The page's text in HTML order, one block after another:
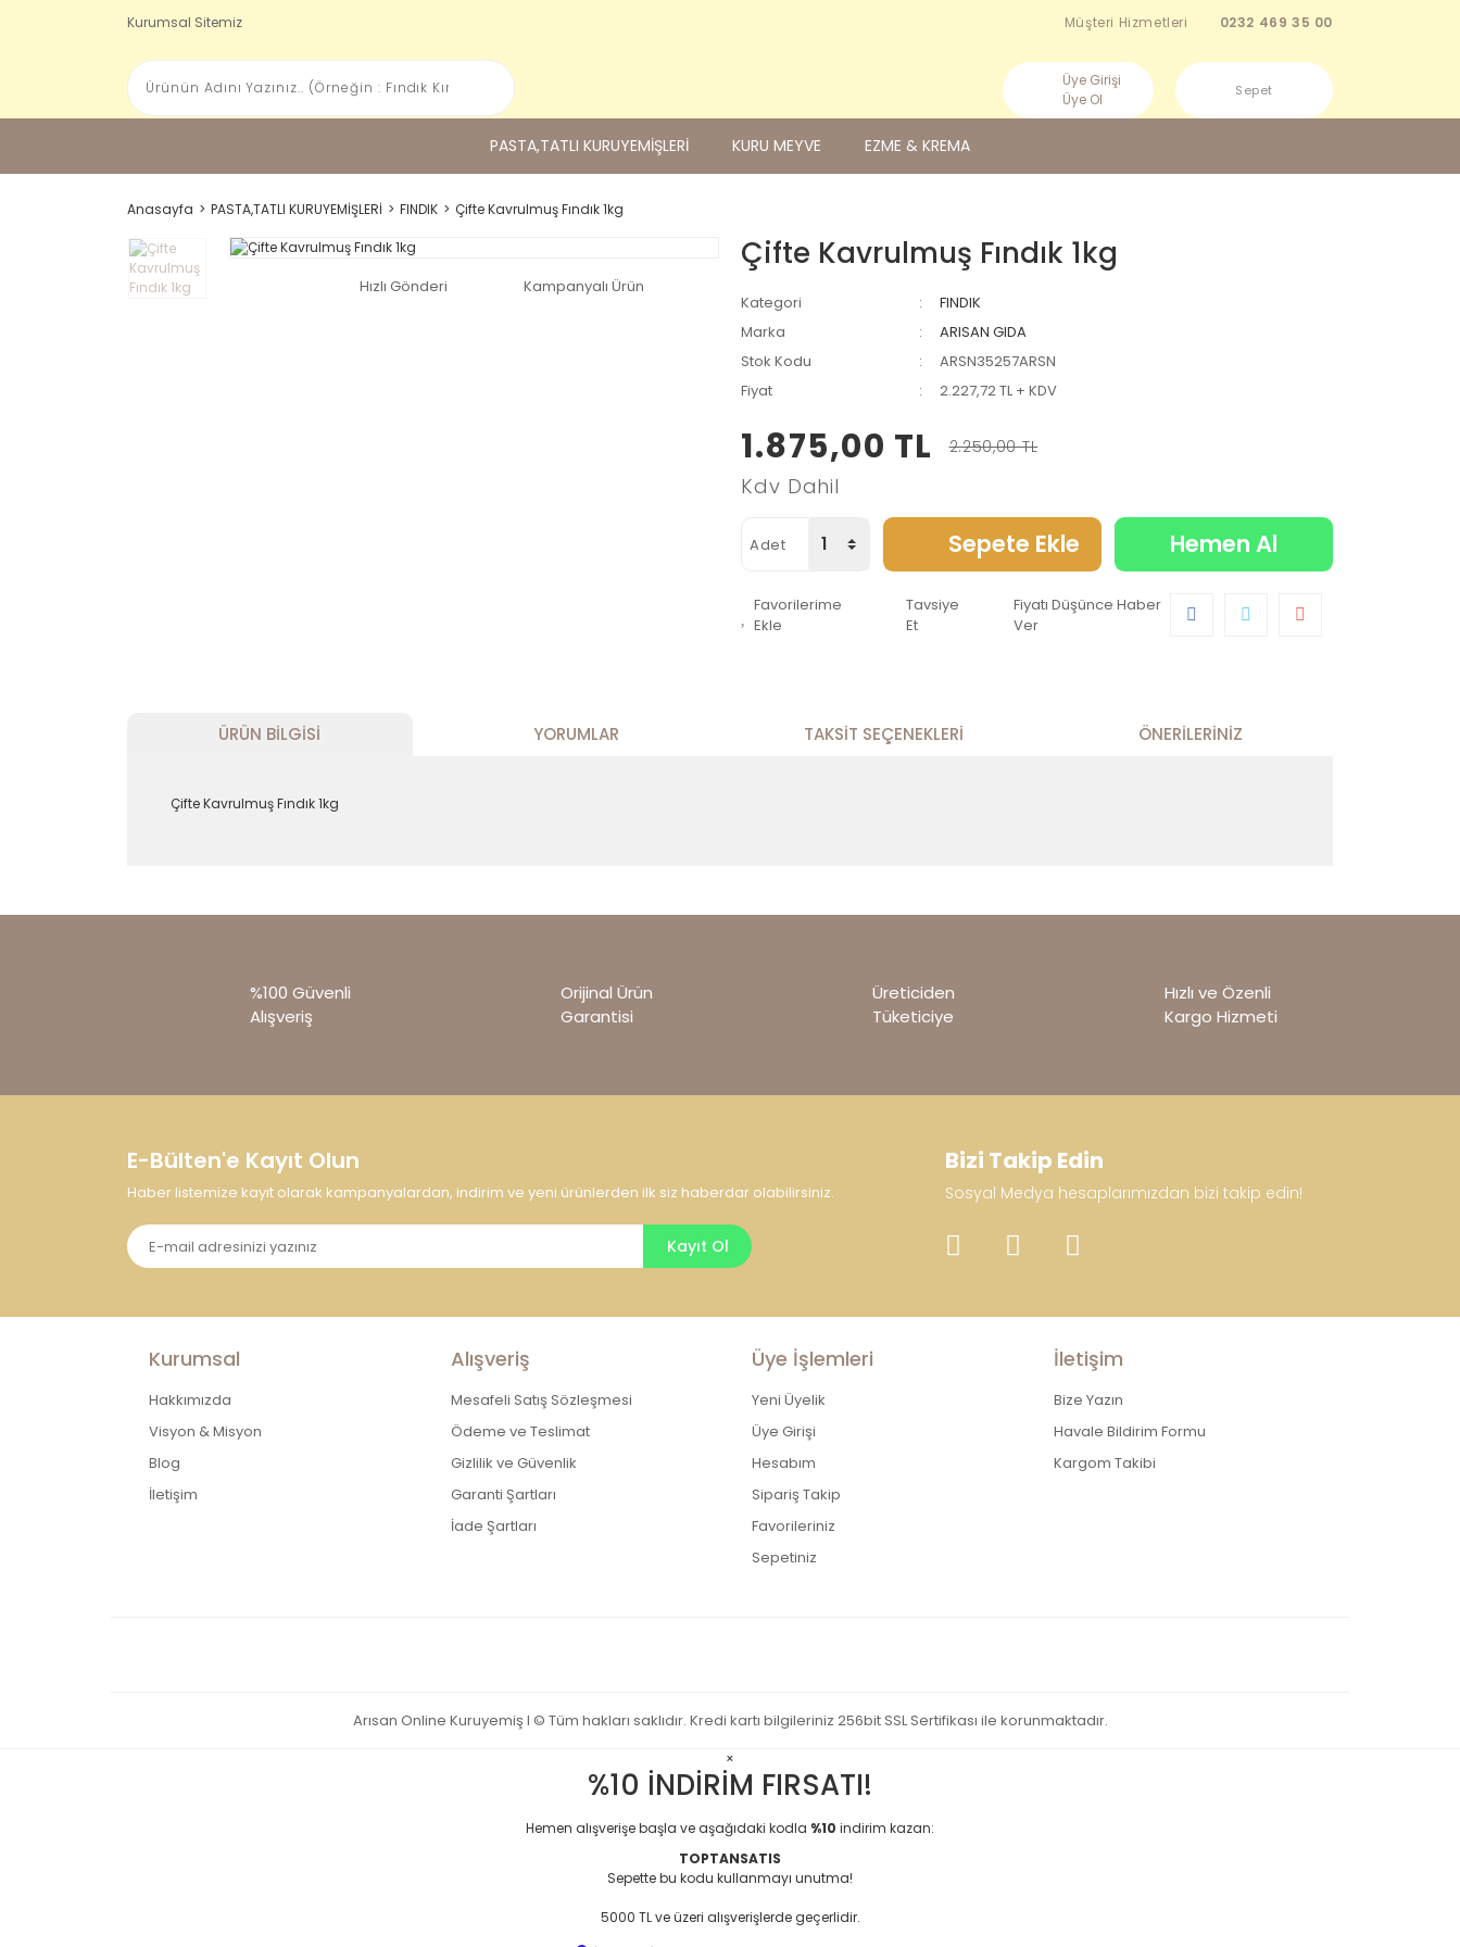
Kurumsal Sitemiz Müşteri Hizmetleri 0232 469 35 00
Üye Girişi
Üye Ol
Sepet
PASTA,TATLI KURUYEMİŞLERİ KURU MEYVE EZME & KREMA
Anasayfa PASTA,TATLI KURUYEMİŞLERİ FINDIK Çifte Kavrulmuş Fındık 1kg
Hızlı Gönderi Kampanyalı Ürün
Çifte Kavrulmuş Fındık 1kg
Kategori
FINDIK
Marka
ARISAN GIDA
Stok Kodu
ARSN35257ARSN
Fiyat
2.227,72 TL + KDV
1.875,00 TL 2.250,00 TL
Kdv Dahil
Adet Sepete Ekle Hemen Al
Favorilerime
Ekle
Tavsiye
Et
Fiyatı Düşünce Haber
Ver
ÜRÜN BILGISI YORUMLAR TAKSIT SEÇENEKLERI ÖNERILERINIZ
Çifte Kavrulmuş Fındık 1kg
%100 Güvenli
Alışveriş
Orijinal Ürün
Garantisi
Üreticiden
Tüketiciye
Hızlı ve Özenli
Kargo Hizmeti
E-Bülten'e Kayıt Olun
Haber listemize kayıt olarak kampanyalardan, indirim ve yeni ürünlerden ilk siz haberdar olabilirsiniz.
Kayıt Ol
Bizi Takip Edin
Sosyal Medya hesaplarımızdan bizi takip edin!
Kurumsal
Hakkımızda
Visyon & Misyon
Blog
İletişim
Alışveriş
Mesafeli Satış Sözleşmesi
Ödeme ve Teslimat
Gizlilik ve Güvenlik
Garanti Şartları
İade Şartları
Üye İşlemleri
Yeni Üyelik
Üye Girişi
Hesabım
Sipariş Takip
Favorileriniz
Sepetiniz
İletişim
Bize Yazın
Havale Bildirim Formu
Kargom Takibi
Arısan Online Kuruyemiş I © Tüm hakları saklıdır. Kredi kartı bilgileriniz 256bit SSL Sertifikası ile korunmaktadır.
×
%10 İNDİRİM FIRSATI!
Hemen alışverişe başla ve aşağıdaki kodla %10 indirim kazan:
TOPTANSATIS
Sepette bu kodu kullanmayı unutma!
5000 TL ve üzeri alışverişlerde geçerlidir.